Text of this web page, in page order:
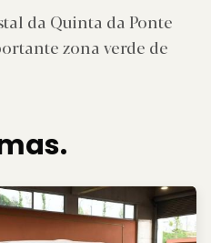
da Quinta da Ponte
zona verde de